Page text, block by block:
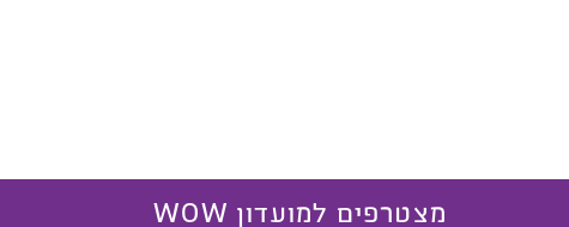
מצטרפים למועדון WOW